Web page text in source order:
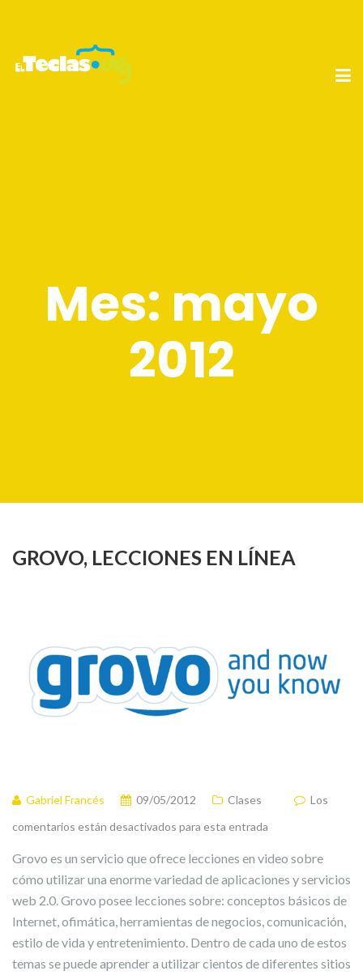
Mes: mayo
2012
GROVO, LECCIONES EN LÍNEA
Gabriel Francés 09/05/2012 Clases
Los
comentarios están desactivados para esta entrada
Grovo es un servicio que ofrece lecciones en video sobre
cómo utilizar una enorme variedad de aplicaciones y servicios
web 2.0. Grovo posee lecciones sobre: conceptos básicos de
Internet, ofimática, herramientas de negocios, comunicación,
estilo de vida y entretenimiento. Dentro de cada uno de estos
temas se puede aprender a utilizar cientos de diferentes sitios